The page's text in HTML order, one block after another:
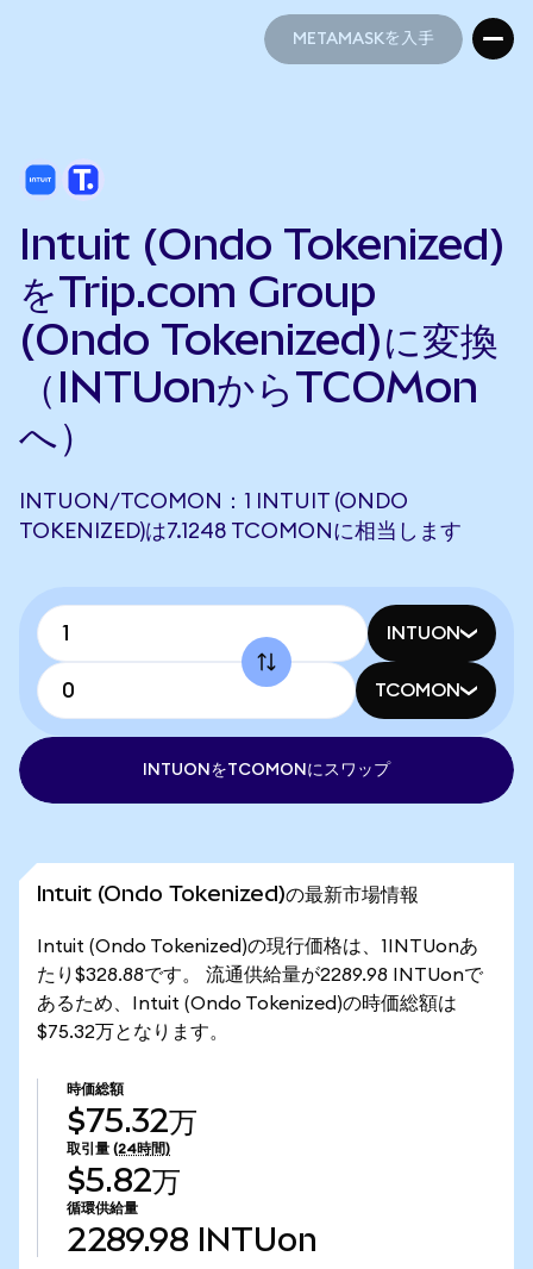
METAMASKを入手
Intuit (Ondo Tokenized)
をTrip.com Group
(Ondo Tokenized)に変換
（INTUonからTCOMon
へ）
INTUON/TCOMON：1 INTUIT (ONDO
TOKENIZED)は7.1248 TCOMONに相当します
INTUON
TCOMON
INTUONをTCOMONにスワップ
Intuit (Ondo Tokenized)の最新市場情報
Intuit (Ondo Tokenized)の現行価格は、1INTUonあ
たり$328.88です。 流通供給量が2289.98 INTUonで
あるため、Intuit (Ondo Tokenized)の時価総額は
$75.32万となります。
時価総額
$75.32万
取引量 (24時間)
$5.82万
循環供給量
2289.98 INTUon